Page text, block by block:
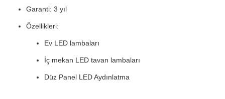
Garanti: 3 yıl
Özellikleri:
Ev LED lambaları
İç mekan LED tavan lambaları
Düz Panel LED Aydınlatma